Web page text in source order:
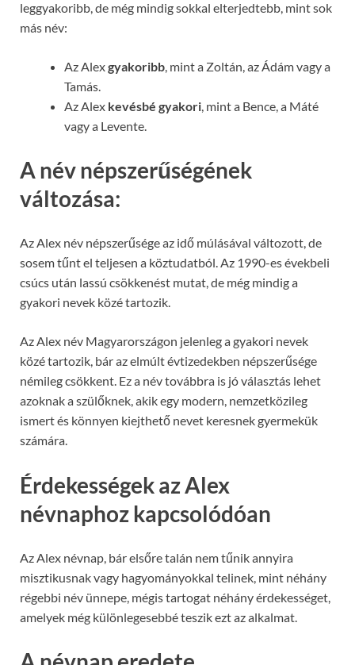
leggyakoribb, de még mindig sokkal elterjedtebb, mint sok
más név:
Az Alexgyakoribb, mint a Zoltán, az Ádám vagy a
Tamás.
Az Alex kevésbé gyakori, mint a Bence, a Máté
vagy a Levente.
A név népszerűségének
változása:
Az Alex név népszerűsége az idő múlásával változott, de
sosem tűnt el teljesen a köztudatból. Az 1990-es évekbeli
csúcs után lassú csökkenést mutat, de még mindig a
gyakori nevek közé tartozik.
Az Alex név Magyarországon jelenleg a gyakori nevek
közé tartozik, bár az elmúlt évtizedekben népszerűsége
némileg csökkent. Ez a név továbbra is jó választás lehet
azoknak a szülőknek, akik egy modern, nemzetközileg
ismert és könnyen kiejthető nevet keresnek gyermekük
számára.
Érdekességek az Alex
névnaphoz kapcsolódóan
Az Alex névnap, bár elsőre talán nem tűnik annyira
misztikusnak vagy hagyományokkal telinek, mint néhány
régebbi név ünnepe, mégis tartogat néhány érdekességet,
amelyek még különlegesebbé teszik ezt az alkalmat.